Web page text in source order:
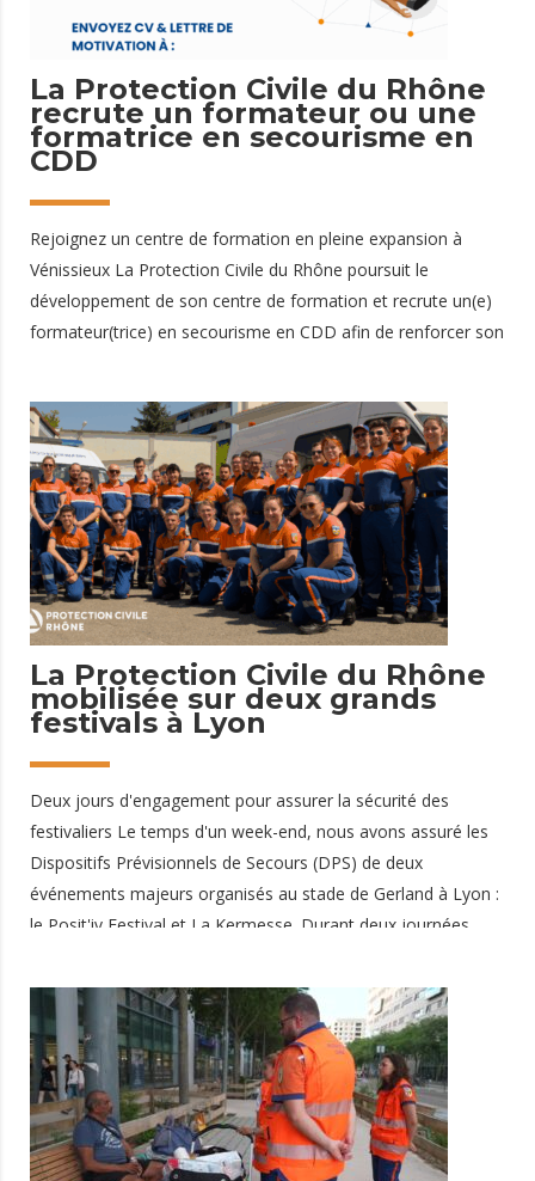
Auvergne-Rhône-Alpes met en lumière cette
La Protection Civile du Rhône
recrute un formateur ou une
formatrice en secourisme en
CDD
Rejoignez un centre de formation en pleine expansion à
Vénissieux La Protection Civile du Rhône poursuit le
développement de son centre de formation et recrute un(e)
formateur(trice) en secourisme en CDD afin de renforcer son
proposées sous forme de vacation ne seront pas étudiées.
Implanté à Vénissieux, notre centre de formation est
aujourd'hui un acteur reconnu de la formation aux premiers
secours sur le territoire lyonnais. Chaque année, nous
accompagnons des milliers de particuliers, d'entreprises, de
collectivités et d'associations dans l'apprentissage des gestes
qui sauvent. Avec
10 juillet 2026
La Protection Civile du Rhône
mobilisée sur deux grands
festivals à Lyon
Deux jours d'engagement pour assurer la sécurité des
festivaliers Le temps d'un week-end, nous avons assuré les
Dispositifs Prévisionnels de Secours (DPS) de deux
événements majeurs organisés au stade de Gerland à Lyon :
le Posit'iv Festival et La Kermesse. Durant deux journées
relayées afin de garantir une prise en charge rapide des
personnes nécessitant une assistance et de veiller à la
sécurité des milliers de festivaliers présents. Cette
mobilisation illustre une nouvelle fois notre engagement au
service de la population et des organisateurs d'événements
dans le Rhône. Samedi : le